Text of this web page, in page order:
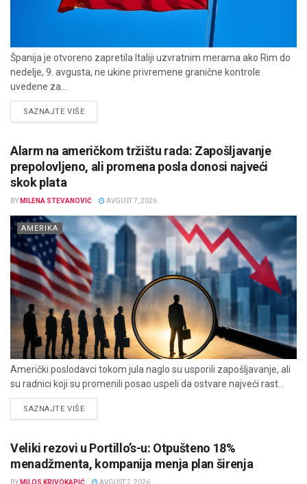
Španija je otvoreno zapretila Italiji uzvratnim merama ako Rim do
nedelje, 9. avgusta, ne ukine privremene granične kontrole
uvedene za...
SAZNAJTE VIŠEDETAILS
Alarm na američkom tržištu rada: Zapošljavanje
prepolovljeno, ali promena posla donosi najveći
skok plata
BY MILENA STEVANOVIĆ AVGUST 7, 2026
AMERIKA
Američki poslodavci tokom jula naglo su usporili zapošljavanje, ali
su radnici koji su promenili posao uspeli da ostvare najveći rast...
SAZNAJTE VIŠEDETAILS
Veliki rezovi u Portillo’s-u: Otpušteno 18%
menadžmenta, kompanija menja plan širenja
BY MILOS KRIVOKAPIĆ AVGUST 7, 2026